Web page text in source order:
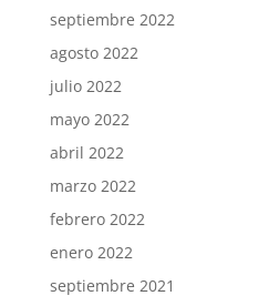
septiembre 2022
agosto 2022
julio 2022
mayo 2022
abril 2022
marzo 2022
febrero 2022
enero 2022
septiembre 2021